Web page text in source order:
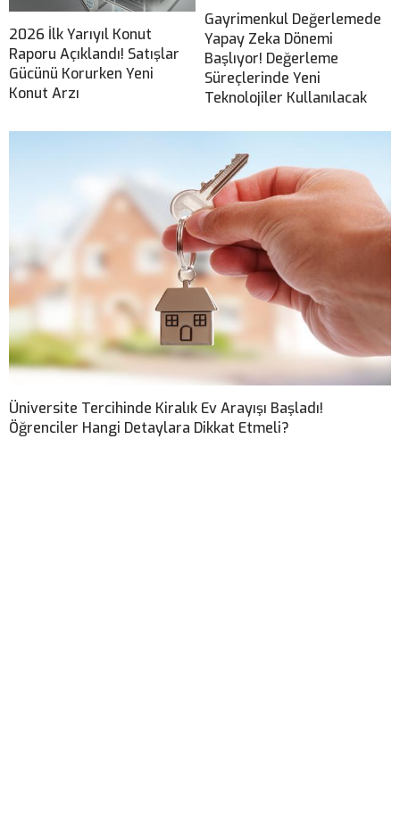
2026 İlk Yarıyıl Konut
Raporu Açıklandı! Satışlar
Gücünü Korurken Yeni
Konut Arzı
Gayrimenkul Değerlemede
Yapay Zeka Dönemi
Başlıyor! Değerleme
Süreçlerinde Yeni
Teknolojiler Kullanılacak
Üniversite Tercihinde Kiralık Ev Arayışı Başladı!
Öğrenciler Hangi Detaylara Dikkat Etmeli?